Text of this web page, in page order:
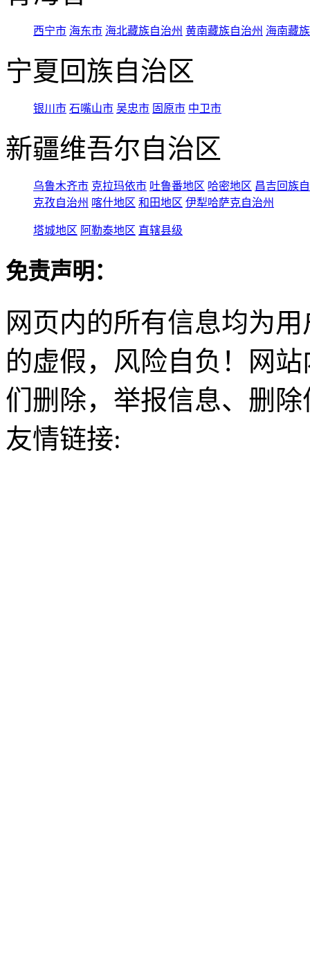
西宁市 海东市 海北藏族自治州 黄南藏族自治州 海南藏
宁夏回族自治区
银川市 石嘴山市 吴忠市 固原市 中卫市
新疆维吾尔自治区
乌鲁木齐市 克拉玛依市 吐鲁番地区 哈密地区 昌吉回族
克孜自治州 喀什地区 和田地区 伊犁哈萨克自治州
塔城地区 阿勒泰地区 直辖县级
免责声明：
网页内的所有信息均为
的虚假，风险自负！网
们删除，举报信息、删
友情链接: